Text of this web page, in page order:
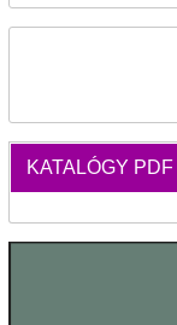
KATALÓGY PDF